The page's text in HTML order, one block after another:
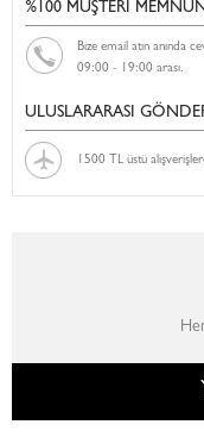
%100 MÜŞTERİ
Bize email atın anında
09:00 - 19:00 arası.
ULUSLARARASI
1500 TL üstü